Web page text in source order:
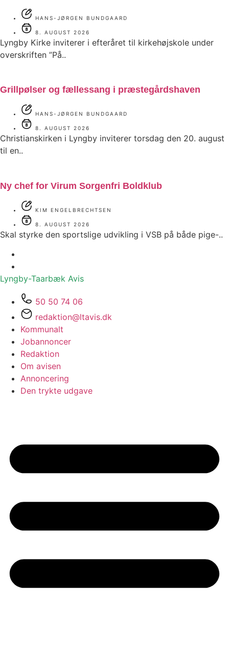
HANS-JØRGEN BUNDGAARD
8. AUGUST 2026
Lyngby Kirke inviterer i efteråret til kirkehøjskole under
overskriften ”På..
Grillpølser og fællessang i præstegårdshaven
HANS-JØRGEN BUNDGAARD
8. AUGUST 2026
Christianskirken i Lyngby inviterer torsdag den 20. august
til en..
Ny chef for Virum Sorgenfri Boldklub
KIM ENGELBRECHTSEN
8. AUGUST 2026
Skal styrke den sportslige udvikling i VSB på både pige-..
Lyngby-Taarbæk Avis
50 50 74 06
redaktion@ltavis.dk
Kommunalt
Jobannoncer
Redaktion
Om avisen
Annoncering
Den trykte udgave